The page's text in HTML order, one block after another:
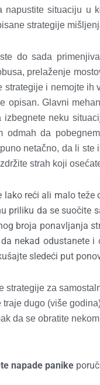
situaciju u
strategije
do sada
prelaženje
i nemojte ih
Glavni
neku
da
netačno, da li
strah koji
lako reći ali malo teže
da se suočite
broja ponavljanja
nekad odustanete
sledeći put
strategije za
dugo (više
da se obratite
napade panike